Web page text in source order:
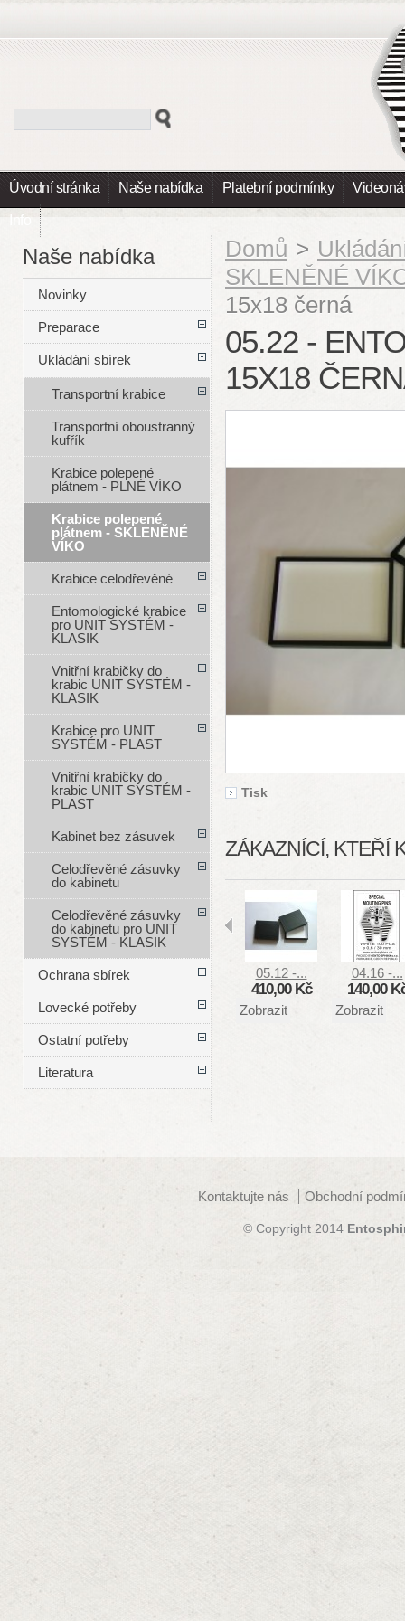
Úvodní stránka Naše nabídka Platební podmínky
Info
Domů >
SKLENĚNÉ
15x18 černá
05.22 -
15X18
Tisk
ZÁKAZNÍCÍ, KTEŘÍ
05.12 -...
410,00 Kč
Zobrazit
04.16 -...
140,00
Zobrazit
Naše nabídka
Novinky
Preparace
Ukládání sbírek
Transportní krabice
Transportní oboustranný
kufřík
Krabice polepené
plátnem - PLNÉ VÍKO
Krabice polepené
plátnem - SKLENĚNÉ
VÍKO
Krabice celodřevěné
Entomologické krabice
pro UNIT SYSTÉM -
KLASIK
Vnitřní krabičky do
krabic UNIT SYSTÉM -
KLASIK
Krabice pro UNIT
SYSTÉM - PLAST
Vnitřní krabičky do
krabic UNIT SYSTÉM -
PLAST
Kabinet bez zásuvek
Celodřevěné zásuvky
do kabinetu
Celodřevěné zásuvky
do kabinetu pro UNIT
SYSTÉM - KLASIK
Ochrana sbírek
Lovecké potřeby
Ostatní potřeby
Literatura
Kontaktujte nás Obchodní
© Copyright 2014